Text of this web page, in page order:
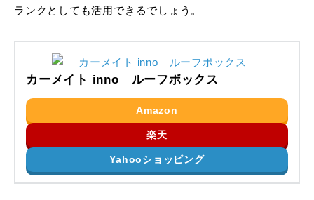
ランクとしても活用できるでしょう。
カーメイト inno ルーフボックス
Amazon
楽天
Yahooショッピング